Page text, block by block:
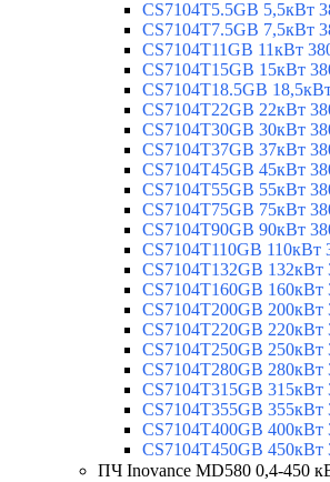
CS7104T5.5GB 5,5кВт
CS7104T7.5GB 7,5кВт
CS7104T11GB 11кВт
CS7104T15GB 15кВт
CS7104T18.5GB
CS7104T22GB 22кВт
CS7104T30GB 30кВт
CS7104T37GB 37кВт
CS7104T45GB 45кВт
CS7104T55GB 55кВт
CS7104T75GB 75кВт
CS7104T90GB 90кВт
CS7104T110GB 110кВт
CS7104T132GB 132кВт
CS7104T160GB 160кВт
CS7104T200GB 200кВт
CS7104T220GB 220кВт
CS7104T250GB 250кВт
CS7104T280GB 280кВт
CS7104T315GB 315кВт
CS7104T355GB 355кВт
CS7104T400GB 400кВт
CS7104T450GB 450кВт
ПЧ Inovance MD580 0,4-450